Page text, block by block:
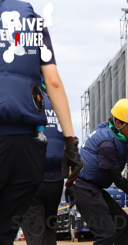
STAGEHAND